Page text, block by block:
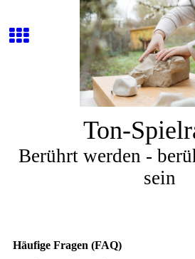
Ton-
Berührt werden -
sein
Häufige Fragen (FAQ)